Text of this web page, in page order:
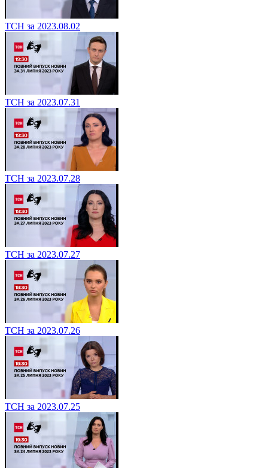
ТСН за 2023.08.02
ТСН за 2023.07.31
ТСН за 2023.07.28
ТСН за 2023.07.27
ТСН за 2023.07.26
ТСН за 2023.07.25